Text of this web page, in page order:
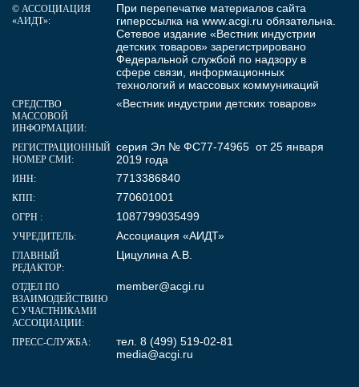
© АССОЦИАЦИЯ
«АИДТ»:
При перепечатке материалов сайта
гиперссылка на www.acgi.ru обязательна.
Сетевое издание «Вестник индустрии
детских товаров» зарегистрировано
Федеральной службой по надзору в
сфере связи, информационных
технологий и массовых коммуникаций
СРЕДСТВО
МАССОВОЙ
ИНФОРМАЦИИ:
«Вестник индустрии детских товаров»
РЕГИСТРАЦИОННЫЙ
НОМЕР СМИ:
серия Эл № ФС77-74965 от 25 января
2019 года
ИНН: 7713386840
КПП: 770601001
ОГРН : 1087799035499
УЧРЕДИТЕЛЬ: Ассоциация «АИДТ»
ГЛАВНЫЙ
РЕДАКТОР:
Цицулина А.В.
ОТДЕЛ ПО
ВЗАИМОДЕЙСТВИЮ
С УЧАСТНИКАМИ
АССОЦИАЦИИ:
member@acgi.ru
ПРЕСС-СЛУЖБА:
тел. 8 (499) 519-02-81
media@acgi.ru